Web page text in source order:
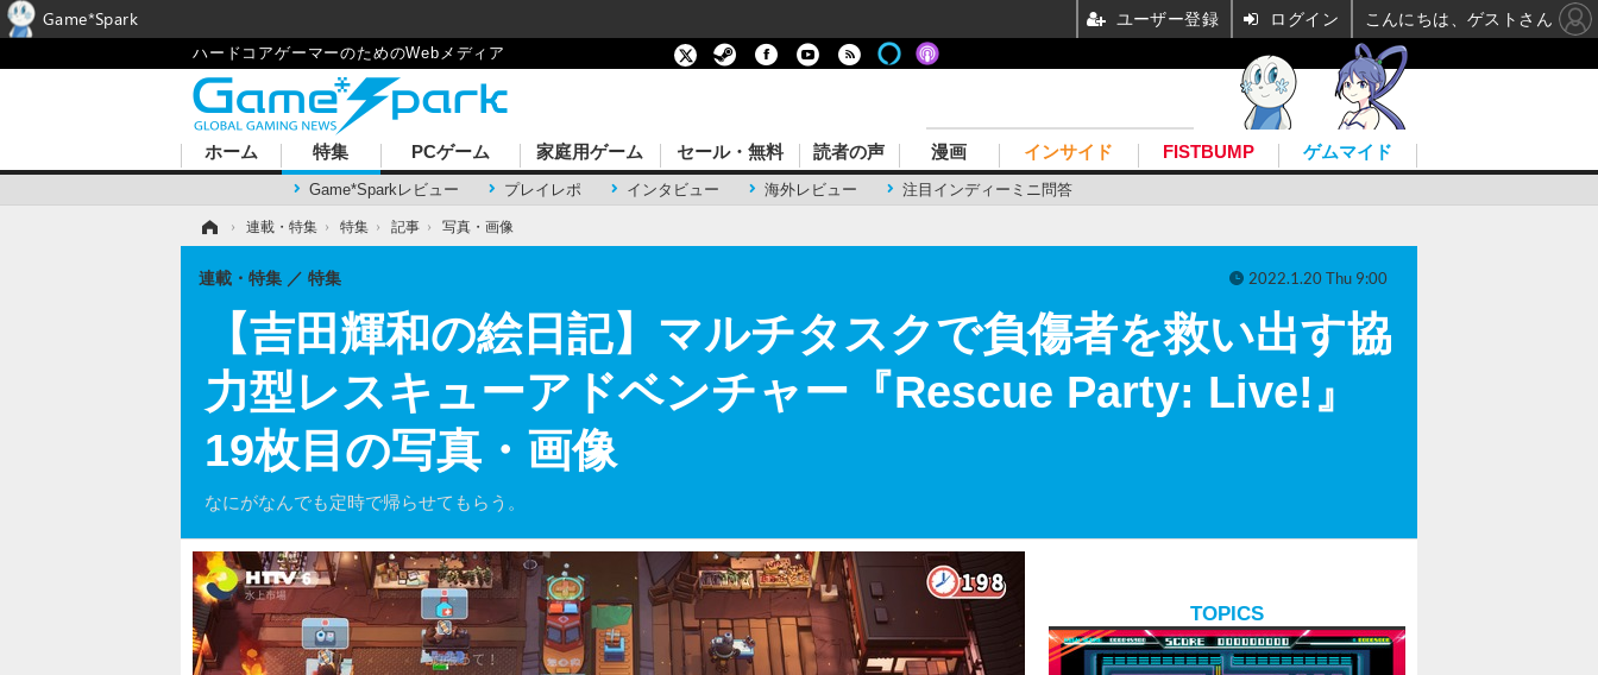
ハードコアゲーマーのためのWebメディア
ホーム 特集
Game*Sparkレビュー プレイレポ インタビュー 海外レビュー 注目インディーミニ問答
PCゲーム 家庭用ゲーム セール・無料 読者の声 漫画 インサイド FISTBUMP ゲムマイド
› 連載・特集 › 特集 › 記事 › 写真・画像
【吉田輝和の絵日記】マルチタスクで負傷者を救い出す協
力型レスキューアドベンチャー『Rescue Party: Live!』
19枚目の写真・画像
なにがなんでも定時で帰らせてもらう。
連載・特集 特集 2022.1.20 Thu 9:00
TOPICS
Game*Spark ユーザー登録 ログイン こんにちは、ゲストさん